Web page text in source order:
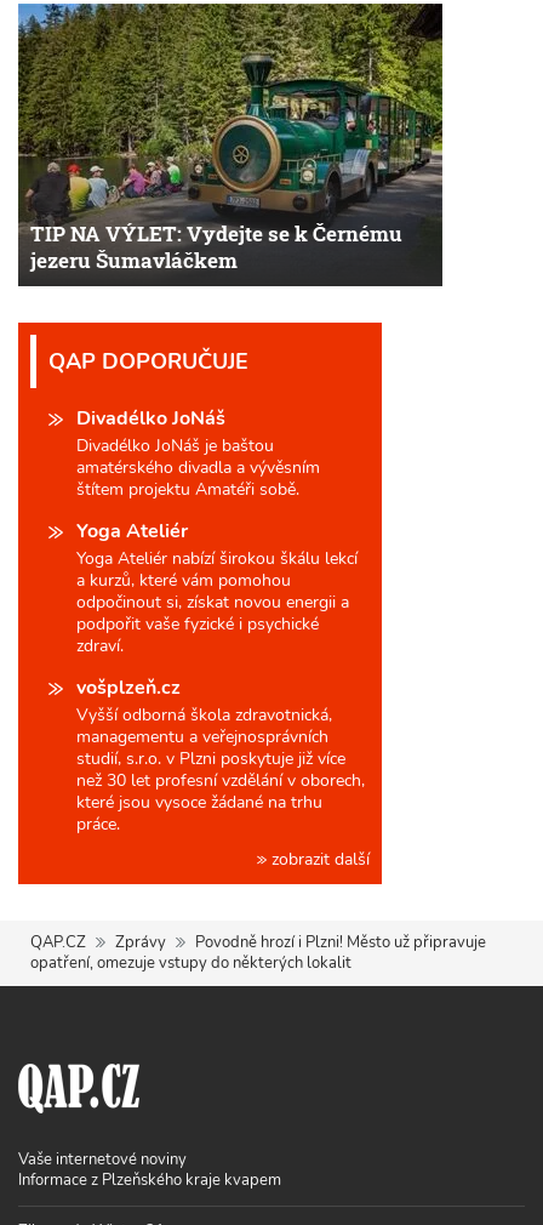
TIP NA VÝLET: Vydejte se k Černému
jezeru Šumavláčkem
QAP DOPORUČUJE
Divadélko JoNáš
Divadélko JoNáš je baštou
amatérského divadla a vývěsním
štítem projektu Amatéři sobě.
Yoga Ateliér
Yoga Ateliér nabízí širokou škálu lekcí
a kurzů, které vám pomohou
odpočinout si, získat novou energii a
podpořit vaše fyzické i psychické
zdraví.
vošplzeň.cz
Vyšší odborná škola zdravotnická,
managementu a veřejnosprávních
studií, s.r.o. v Plzni poskytuje již více
než 30 let profesní vzdělání v oborech,
které jsou vysoce žádané na trhu
práce.
zobrazit další
QAP.CZ Zprávy
Povodně hrozí i Plzni! Město už připravuje
opatření, omezuje vstupy do některých lokalit
Vaše internetové noviny
Informace z Plzeňského kraje kvapem